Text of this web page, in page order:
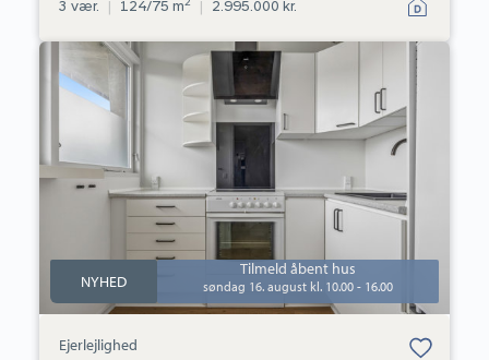
3 vær. | 124/75 m | 2.995.000 kr.
Ejerlejlighed:
Æbleparken
Søhus,
5270
Odense
NYHED
Tilmeld åbent hus
søndag 16. august kl. 10.00 - 16.00
Ejerlejlighed
Bolig er gemt
under dine